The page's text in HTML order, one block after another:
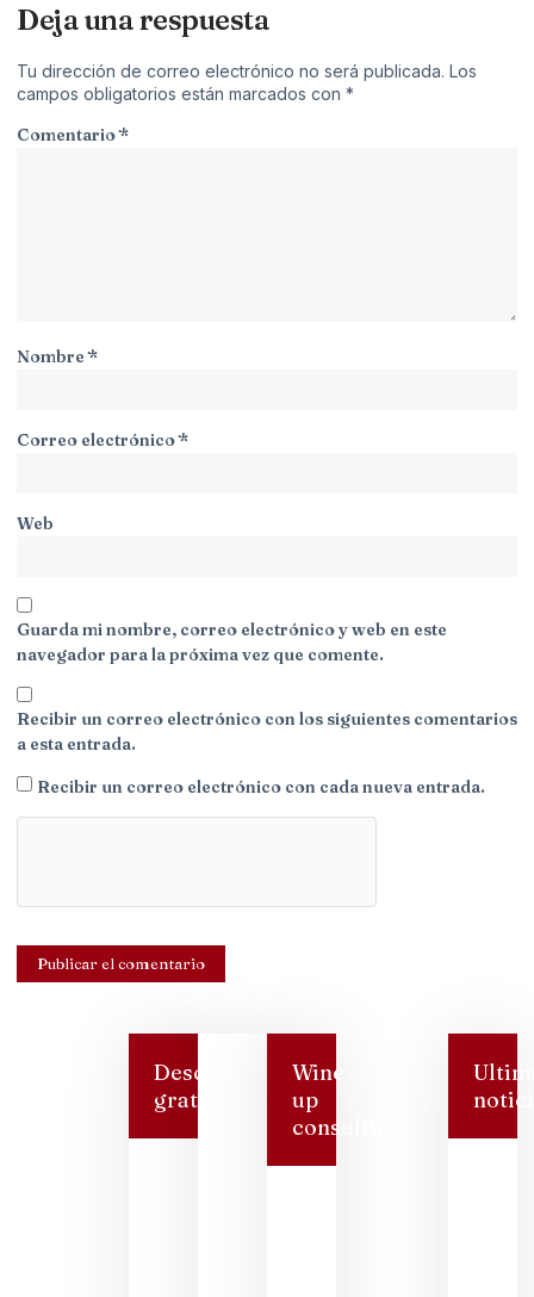
Deja una respuesta
Tu dirección de correo electrónico no será publicada. Los
campos obligatorios están marcados con *
Comentario*
Nombre*
Correo electrónico*
Web
Guarda mi nombre, correo electrónico y web en este
navegador para la próxima vez que comente.
Recibir un correo electrónico con los siguientes comentarios
a esta entrada.
Recibir un correo electrónico con cada nueva entrada.
Descarga
gratis
Wine
up
consulting